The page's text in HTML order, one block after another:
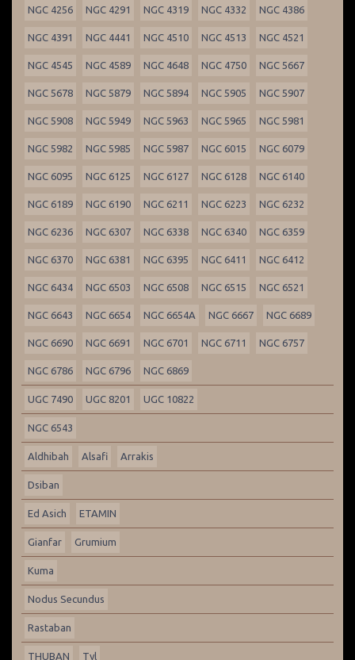
NGC 4256 NGC 4291 NGC 4319 NGC 4332 NGC 4386
NGC 4391 NGC 4441 NGC 4510 NGC 4513 NGC 4521
NGC 4545 NGC 4589 NGC 4648 NGC 4750 NGC 5667
NGC 5678 NGC 5879 NGC 5894 NGC 5905 NGC 5907
NGC 5908 NGC 5949 NGC 5963 NGC 5965 NGC 5981
NGC 5982 NGC 5985 NGC 5987 NGC 6015 NGC 6079
NGC 6095 NGC 6125 NGC 6127 NGC 6128 NGC 6140
NGC 6189 NGC 6190 NGC 6211 NGC 6223 NGC 6232
NGC 6236 NGC 6307 NGC 6338 NGC 6340 NGC 6359
NGC 6370 NGC 6381 NGC 6395 NGC 6411 NGC 6412
NGC 6434 NGC 6503 NGC 6508 NGC 6515 NGC 6521
NGC 6643 NGC 6654 NGC 6654A NGC 6667 NGC 6689
NGC 6690 NGC 6691 NGC 6701 NGC 6711 NGC 6757
NGC 6786 NGC 6796 NGC 6869
UGC 7490 UGC 8201 UGC 10822
NGC 6543
Aldhibah Alsafi Arrakis
Dsiban
Ed Asich ETAMIN
Gianfar Grumium
Kuma
Nodus Secundus
Rastaban
THUBAN Tyl